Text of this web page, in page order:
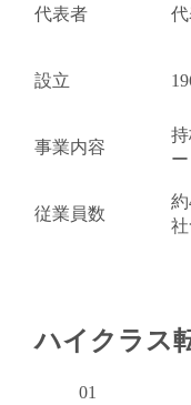
代表者
設立
事業内容
従業員数
社
ハイクラス
01